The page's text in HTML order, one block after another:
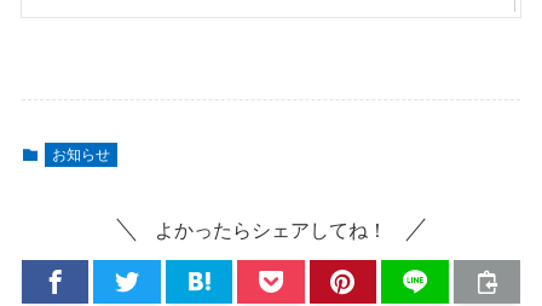
お知らせ
よかったらシェアしてね！